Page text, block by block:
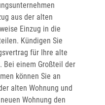
aus der alten
Einzug in die
Kündigen Sie
für Ihre alte
Bei einem Großteil der
können Sie an
alten Wohnung und
Wohnung den